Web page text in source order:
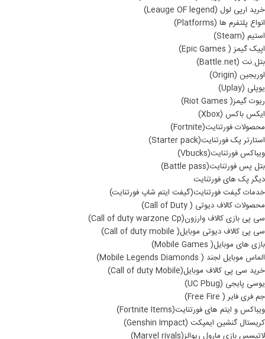
خرید ارپی لول (Leauge OF legend)
انواع پلتفرم ها (Platforms)
استیم (Steam)
اپیک گیمز ( Epic Games)
بتل.نت (Battle.net)
اوریجین (Origin)
یوپلی (Uplay)
ریوت گیمز( Riot Games)
ایکس باکس (Xbox)
محصولات فورتنایت(Fortnite)
استارتر پک فورتنایت(Starter pack)
ویباکس فورتنایت(Vbucks)
بتل پس فورتنایت(Battle pass)
دیگر پک های فورتنایت
خدمات گیفت فورتنایت(گیفت ایتم شاپ فورتنایت)
محصولات کالاف دیوتی ( Call of Duty)
سی پی بازی کالاف وارزون(Call of duty warzone Cp)
سی پی کالاف دیوتی موبایل( Call of duty mobile)
بازی های موبایل( Mobile Games)
الماس موبایل لجند ( Mobile Legends Diamonds)
خرید سی پی کالاف موبایل(Call of duty Mobile)
یوسی پایجی (UC Pbug)
جم فری فایر ( Free Fire)
ویباکس و ایتم های فورتنایت(Fortnite Items)
کریستال گنشین ایمپکت (Genshin Impact)
لاتیسس بازی مارول ریوالز(Marvel rivals)